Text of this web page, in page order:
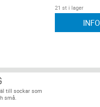
21 st i lager
INFO
till sockar som
små.